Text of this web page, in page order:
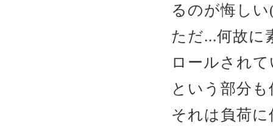
るのが悔し
ただ...何故に
ロールされ
という部分
それは負荷